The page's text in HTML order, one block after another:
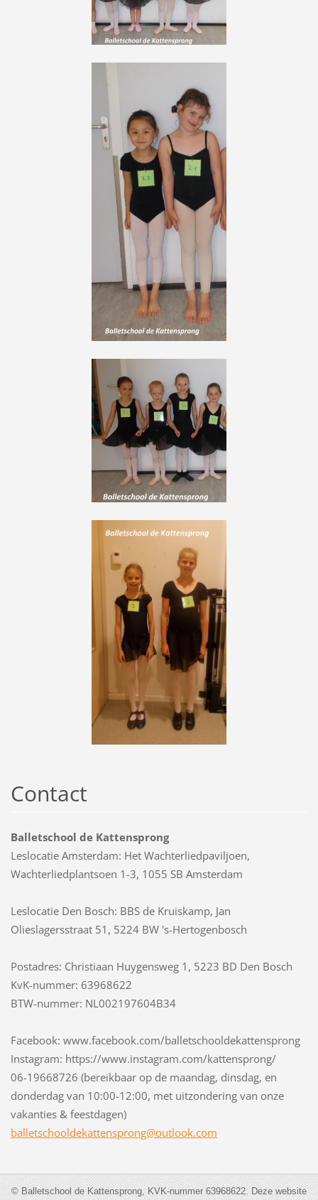
Contact
Balletschool de Kattensprong
Leslocatie Amsterdam: Het Wachterliedpaviljoen,
Wachterliedplantsoen 1-3, 1055 SB Amsterdam
Leslocatie Den Bosch: BBS de Kruiskamp, Jan
Olieslagersstraat 51, 5224 BW 's-Hertogenbosch
Postadres: Christiaan Huygensweg 1, 5223 BD Den Bosch
KvK-nummer: 63968622
BTW-nummer: NL002197604B34
Facebook: www.facebook.com/balletschooldekattensprong
Instagram: https://www.instagram.com/kattensprong/
06-19668726 (bereikbaar op de maandag, dinsdag, en
donderdag van 10:00-12:00, met uitzondering van onze
vakanties & feestdagen)
balletschooldekattensprong@outlook.com
© Balletschool de Kattensprong, KVK-nummer 63968622. Deze website